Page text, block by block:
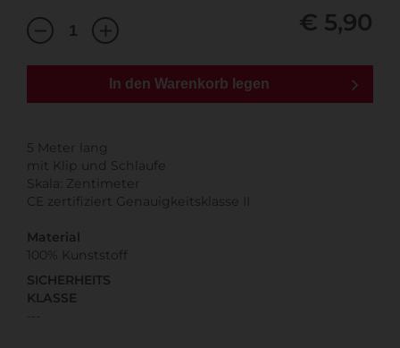
€ 5,90
In den Warenkorb legen
5 Meter lang
mit Klip und Schlaufe
Skala: Zentimeter
CE zertifiziert Genauigkeitsklasse II
Material
100% Kunststoff
SICHERHEITS
KLASSE